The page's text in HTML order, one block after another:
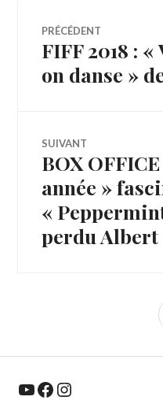
Navigation
de
PRÉCÉDENT
Article
précédent :
FIFF 2018 :
on danse »
SUIVANT
Article
Suivant:
BOX
année »
«
perdu Albert
YouTube Facebook Instagram